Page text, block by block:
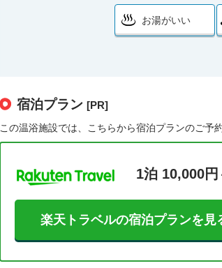
お湯がいい
宿泊プラン [PR]
この温浴施設では、こちらから宿泊プランのご予
1泊 10,000円
楽天トラベルの宿泊プランを見